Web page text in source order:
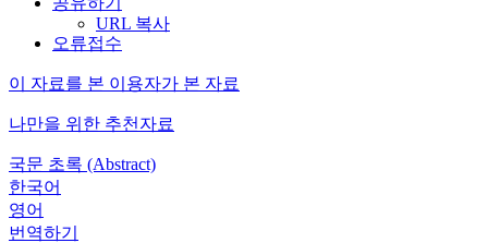
URL 복사
오류접수
이 자료를 본 이용자가 본 자료
나만을 위한 추천자료
국문 초록 (Abstract)
한국어
영어
번역하기